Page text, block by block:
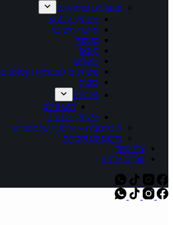
צעצועים ומשחקים
משחקי קופסא
אתגרי חשיבה
מונופול
קטאן
פאזלים
משחקים לפעוטות וקטנטנים
בובות
מכוניות
הוט ווילס
משחקי מגנטים
סובלימציה – הדפסה על מוצרים
ריהוט לגן ולכיתה
צרו קשר
אודות ימיניס